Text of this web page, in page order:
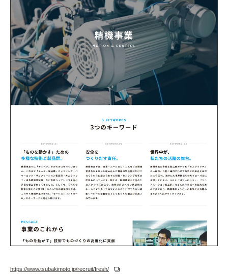
https://www.tsubakimoto.jp/recruit/fresh/